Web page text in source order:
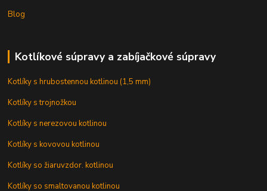
Blog
Kotlíkové súpravy a zabíjačkové súpravy
Kotlíky s hrubostennou kotlinou (1,5 mm)
Kotlíky s trojnožkou
Kotlíky s nerezovou kotlinou
Kotlíky s kovovou kotlinou
Kotlíky so žiaruvzdor. kotlinou
Kotlíky so smaltovanou kotlinou